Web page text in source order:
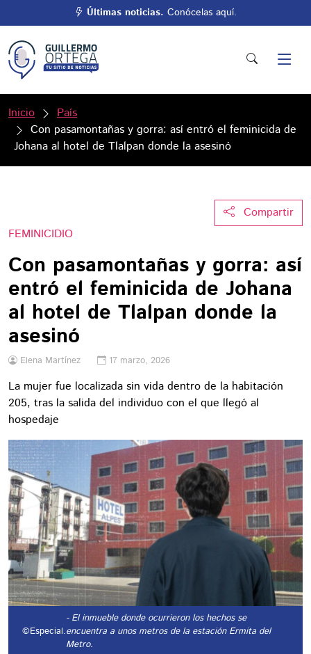
Últimas noticias. Conócelas aquí.
Inicio
País
Con pasamontañas y gorra: así entró el feminicida de
Johana al hotel de Tlalpan donde la asesinó
Compartir
FEMINICIDIO
Con pasamontañas y gorra: así
entró el feminicida de Johana
al hotel de Tlalpan donde la
asesinó
Elena Martínez 17 marzo, 2026
La mujer fue localizada sin vida dentro de la habitación
205, tras la salida del individuo con el que llegó al
hospedaje
©Especial.
- El inmueble donde ocurrieron los hechos se
encuentra a unos metros de la estación Ermita del
Metro.